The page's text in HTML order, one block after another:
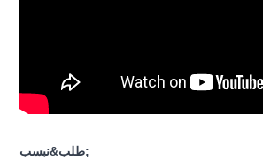
طلب&نبسب;